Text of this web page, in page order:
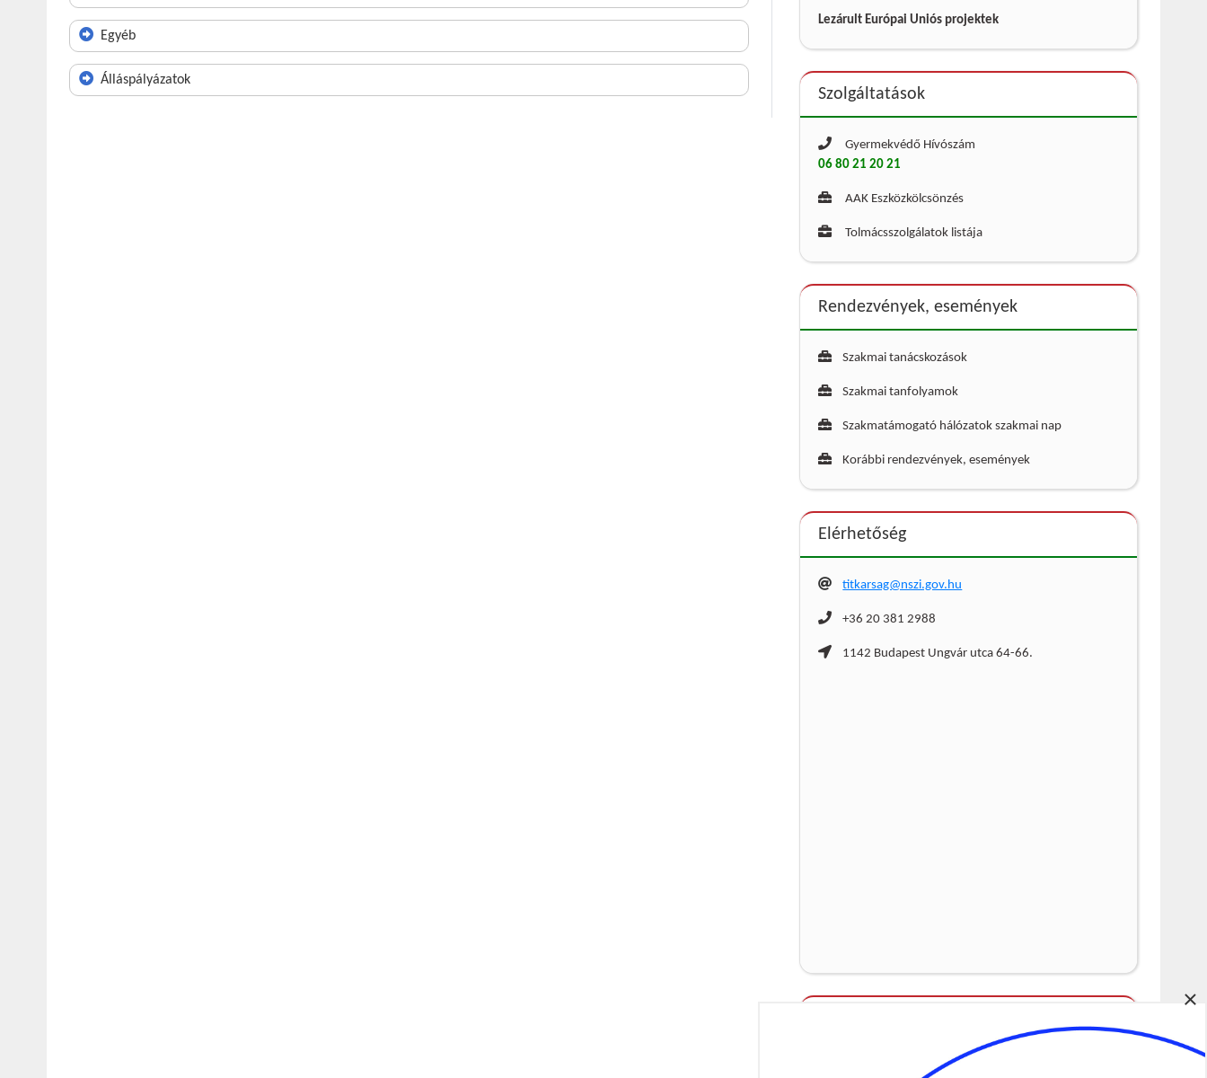
×
Egyéb
Álláspályázatok
Lezárult Európai Uniós projektek
Szolgáltatások
Gyermekvédő Hívószám
06 80 21 20 21
AAK Eszközkölcsönzés
Tolmácsszolgálatok listája
Rendezvények, események
Szakmai tanácskozások
Szakmai tanfolyamok
Szakmatámogató hálózatok szakmai nap
Korábbi rendezvények, események
Elérhetőség
titkarsag@nszi.gov.hu
+36 20 381 2988
1142 Budapest Ungvár utca 64-66.